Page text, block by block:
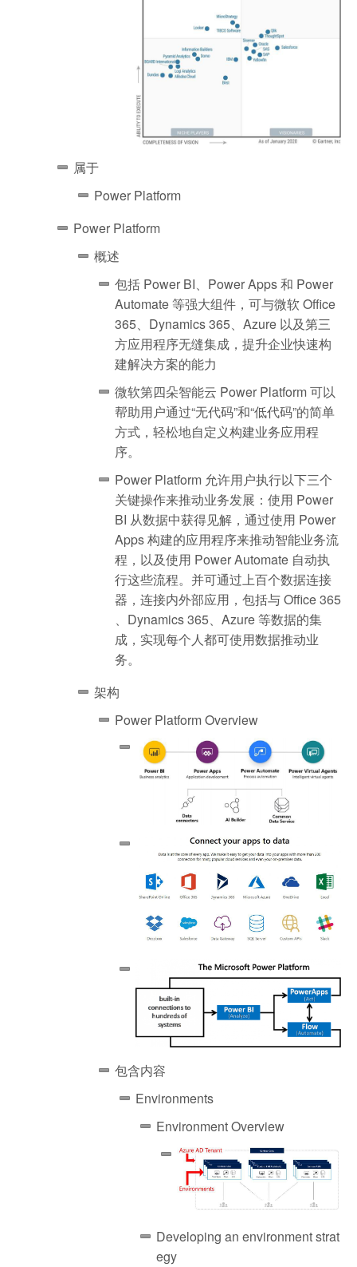
属于
Power Platform
Power Platform
概述
包括 Power BI、Power Apps 和 Power
Automate 等强大组件，可与微软 Office
365、Dynamics 365、Azure 以及第三
方应用程序无缝集成，提升企业快速构
建解决方案的能力
微软第四朵智能云 Power Platform 可以
帮助用户通过“无代码”和“低代码”的简单
方式，轻松地自定义构建业务应用程
序。
Power Platform 允许用户执行以下三个
关键操作来推动业务发展：使用 Power
BI 从数据中获得见解，通过使用 Power
Apps 构建的应用程序来推动智能业务流
程，以及使用 Power Automate 自动执
行这些流程。并可通过上百个数据连接
器，连接内外部应用，包括与 Office 365
、Dynamics 365、Azure 等数据的集
成，实现每个人都可使用数据推动业
务。
架构
Power Platform Overview
包含内容
Environments
Environment Overview
Developing an environment strat
egy